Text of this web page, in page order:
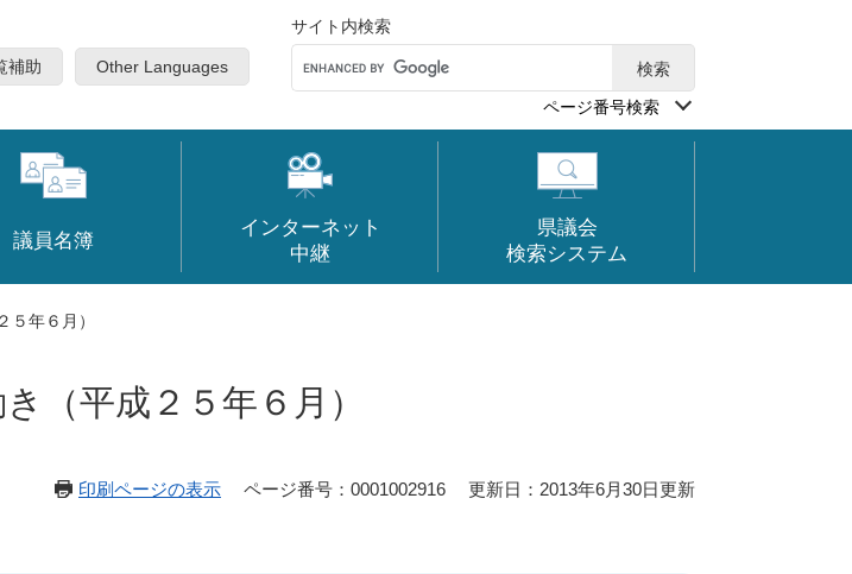
補助 Other Languages
サイト内検索
ページ番号検索
議員名簿
インターネット
中継
県議会
検索システム
５年６月）
（平成２５年６月）
印刷ページの表示 ページ番号：0001002916 更新日：2013年6月30日更新